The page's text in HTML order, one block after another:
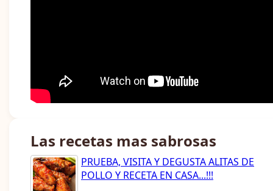
Las recetas mas sabrosas
PRUEBA, VISITA Y DEGUSTA ALITAS DE
POLLO Y RECETA EN CASA...!!!